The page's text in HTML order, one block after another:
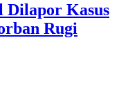
Dilapor Kasus
Rugi